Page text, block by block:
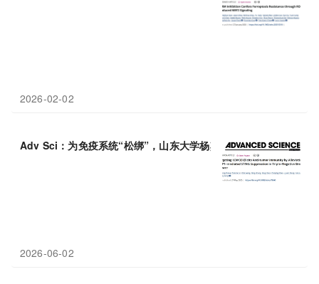
2026-02-02
Adv Sci：为免疫系统“松绑”，山东大学杨其峰团队发现KDM3B
2026-06-02